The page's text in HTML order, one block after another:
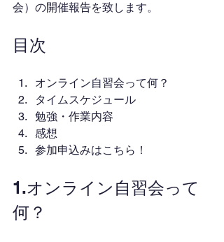
会）の開催報告を致します。
目次
オンライン自習会って何？
タイムスケジュール
勉強・作業内容
感想
参加申込みはこちら！
1.オンライン自習会って
何？